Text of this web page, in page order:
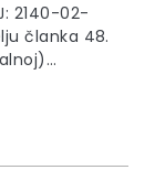
2140-02-
članka 48.
13., 137/15.,